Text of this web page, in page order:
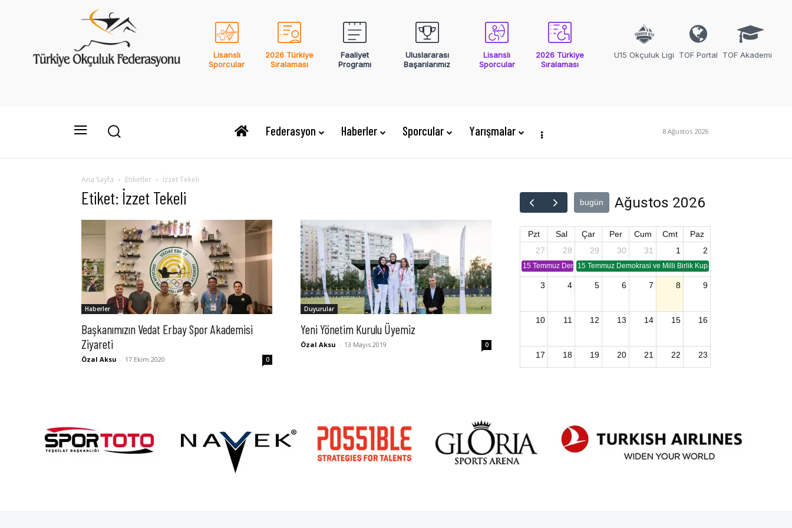
Lisanslı
Sporcular
2026 Türkiye
Sıralaması
Faaliyet
Programı
Uluslararası
Başarılarımız
Lisanslı
Sporcular
2026 Türkiye
Sıralaması
U15 Okçuluk Ligi TOF Portal TOF Akademi
Federasyon Haberler Sporcular Yarışmalar 8 Ağustos 2026
Ana Sayfa Etiketler İzzet Tekeli
Etiket: İzzet Tekeli
Haberler
Başkanımızın Vedat Erbay Spor Akademisi
Ziyareti
Özal Aksu - 17 Ekim 2020 0
Duyurular
Yeni Yönetim Kurulu Üyemiz
Özal Aksu - 13 Mayıs 2019 0
bugün Ağustos 2026
Pzt Sal Çar Per Cum Cmt
Paz
27
15 Temmuz Demokrasi ve Birlik Kupası (TSP -2)
28 29
15 Temmuz Demokrasi ve Milli Birlik Kupası 2. Ayak (TSP 2)
30 31 1 2
3 4 5 6 7 8 9
10 11 12 13 14 15 16
17 18 19 20 21 22 23
1